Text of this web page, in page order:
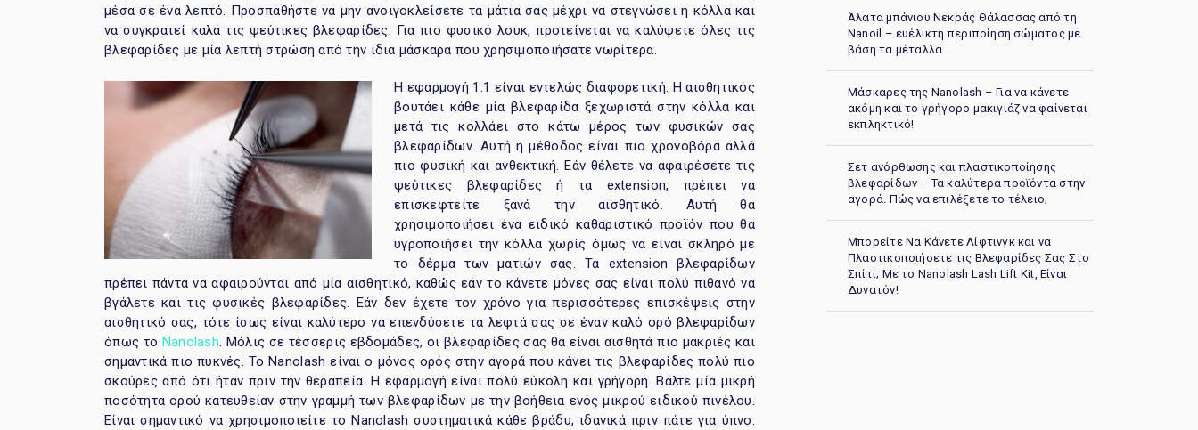
μέσα σε ένα λεπτό. Προσπαθήστε να μην ανοιγοκλείσετε τα μάτια σας μέχρι να στεγνώσει η κόλλα και
να συγκρατεί καλά τις ψεύτικες βλεφαρίδες. Για πιο φυσικό λουκ, προτείνεται να καλύψετε όλες τις
βλεφαρίδες με μία λεπτή στρώση από την ίδια μάσκαρα που χρησιμοποιήσατε νωρίτερα.
Η εφαρμογή 1:1 είναι εντελώς διαφορετική. Η αισθητικός
βουτάει κάθε μία βλεφαρίδα ξεχωριστά στην κόλλα και
μετά τις κολλάει στο κάτω μέρος των φυσικών σας
βλεφαρίδων. Αυτή η μέθοδος είναι πιο χρονοβόρα αλλά
πιο φυσική και ανθεκτική. Εάν θέλετε να αφαιρέσετε τις
ψεύτικες βλεφαρίδες ή τα extension, πρέπει να
επισκεφτείτε ξανά την αισθητικό. Αυτή θα
χρησιμοποιήσει ένα ειδικό καθαριστικό προϊόν που θα
υγροποιήσει την κόλλα χωρίς όμως να είναι σκληρό με
το δέρμα των ματιών σας. Τα extension βλεφαρίδων
πρέπει πάντα να αφαιρούνται από μία αισθητικό, καθώς εάν το κάνετε μόνες σας είναι πολύ πιθανό να
βγάλετε και τις φυσικές βλεφαρίδες. Εάν δεν έχετε τον χρόνο για περισσότερες επισκέψεις στην
αισθητικό σας, τότε ίσως είναι καλύτερο να επενδύσετε τα λεφτά σας σε έναν καλό ορό βλεφαρίδων
όπως το Nanolash. Μόλις σε τέσσερις εβδομάδες, οι βλεφαρίδες σας θα είναι αισθητά πιο μακριές και
σημαντικά πιο πυκνές. Το Nanolash είναι ο μόνος ορός στην αγορά που κάνει τις βλεφαρίδες πολύ πιο
σκούρες από ότι ήταν πριν την θεραπεία. Η εφαρμογή είναι πολύ εύκολη και γρήγορη. Βάλτε μία μικρή
ποσότητα ορού κατευθείαν στην γραμμή των βλεφαρίδων με την βοήθεια ενός μικρού ειδικού πινέλου.
Είναι σημαντικό να χρησιμοποιείτε το Nanolash συστηματικά κάθε βράδυ, ιδανικά πριν πάτε για ύπνο.
Άλατα μπάνιου Νεκράς Θάλασσας από τη
Nanoil – ευέλικτη περιποίηση σώματος με
βάση τα μέταλλα
Μάσκαρες της Nanolash – Για να κάνετε
ακόμη και το γρήγορο μακιγιάζ να φαίνεται
εκπληκτικό!
Σετ ανόρθωσης και πλαστικοποίησης
βλεφαρίδων – Τα καλύτερα προϊόντα στην
αγορά. Πώς να επιλέξετε το τέλειο;
Μπορείτε Να Κάνετε Λίφτινγκ και να
Πλαστικοποιήσετε τις Βλεφαρίδες Σας Στο
Σπίτι; Με το Nanolash Lash Lift Kit, Είναι
Δυνατόν!